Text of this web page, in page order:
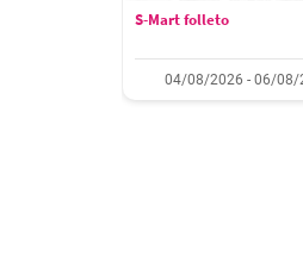
S-Mart folleto
04/08/2026 - 06/08/